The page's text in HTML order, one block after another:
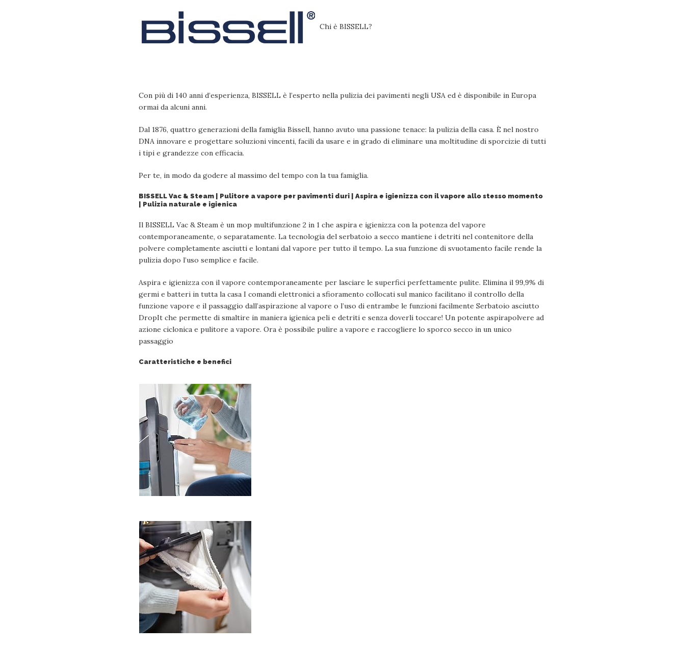
Chi è BISSELL?
Con più di 140 anni d’esperienza, BISSELL è l’esperto nella pulizia dei pavimenti negli USA ed è disponibile in Europa
ormai da alcuni anni.
Dal 1876, quattro generazioni della famiglia Bissell, hanno avuto una passione tenace: la pulizia della casa. È nel nostro
DNA innovare e progettare soluzioni vincenti, facili da usare e in grado di eliminare una moltitudine di sporcizie di tutti
i tipi e grandezze con efficacia.
Per te, in modo da godere al massimo del tempo con la tua famiglia.
BISSELL Vac & Steam | Pulitore a vapore per pavimenti duri | Aspira e igienizza con il vapore allo stesso momento
| Pulizia naturale e igienica
Il BISSELL Vac & Steam è un mop multifunzione 2 in 1 che aspira e igienizza con la potenza del vapore
contemporaneamente, o separatamente. La tecnologia del serbatoio a secco mantiene i detriti nel contenitore della
polvere completamente asciutti e lontani dal vapore per tutto il tempo. La sua funzione di svuotamento facile rende la
pulizia dopo l’uso semplice e facile.
Aspira e igienizza con il vapore contemporaneamente per lasciare le superfici perfettamente pulite. Elimina il 99,9% di
germi e batteri in tutta la casa I comandi elettronici a sfioramento collocati sul manico facilitano il controllo della
funzione vapore e il passaggio dall’aspirazione al vapore o l’uso di entrambe le funzioni facilmente Serbatoio asciutto
DropIt che permette di smaltire in maniera igienica peli e detriti e senza doverli toccare! Un potente aspirapolvere ad
azione ciclonica e pulitore a vapore. Ora è possibile pulire a vapore e raccogliere lo sporco secco in un unico
passaggio
Caratteristiche e benefici